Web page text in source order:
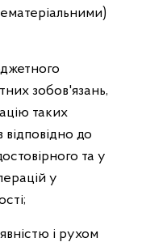
зобов'язань,
таких
відповідно до
та у
у
і рухом